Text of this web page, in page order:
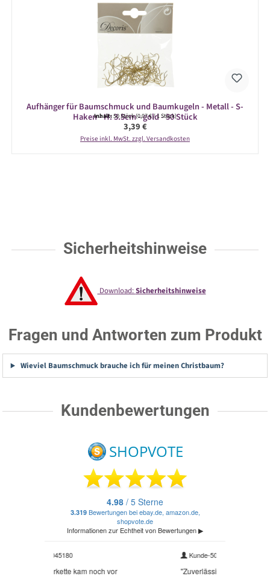
Aufhänger für Baumschmuck und Baumkugeln - Metall - S-
Haken - H: 3.5cm - gold - 50 Stück
Inhalt:50 Stück(0,07 € / 1 Stück)
Regulärer Preis:
3,39 €
Preise inkl. MwSt. zzgl. Versandkosten
Sicherheitshinweise
Download:Sicherheitshinweise
Fragen und Antworten zum Produkt
Wieviel Baumschmuck brauche ich für meinen Christbaum?
Kundenbewertungen